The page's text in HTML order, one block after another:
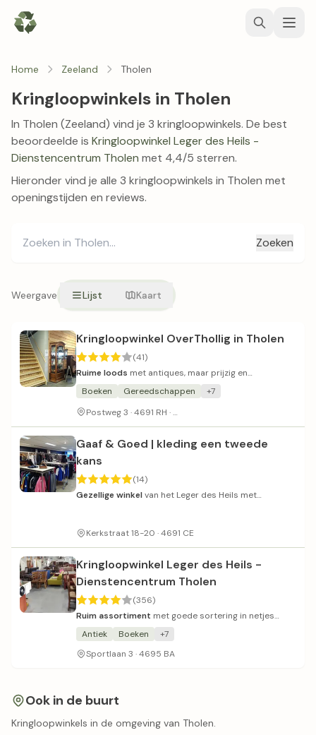
Home Zeeland Tholen
Kringloopwinkels in Tholen
In Tholen (Zeeland) vind je 3 kringloopwinkels. De best
beoordeelde is Kringloopwinkel Leger des Heils -
Dienstencentrum Tholen met 4,4/5 sterren.
Hieronder vind je alle 3 kringloopwinkels in Tholen met
openingstijden en reviews.
Zoeken
Weergave Lijst Kaart
Kringloopwinkel OverThollig in Tholen
(41)
Ruime loods met antiques, maar prijzig en
wisselvallige service.
Boeken Gereedschappen
+7
Postweg 3 · 4691 RH ·
Gaaf & Goed | kleding een tweede
kans
(14)
Gezellige winkelvan het Leger des Heils met
Kerkstraat 18-20 · 4691 CE
Kringloopwinkel Leger des Heils -
Dienstencentrum Tholen
(356)
Ruim assortiment met goede sortering in netjes
ingerichte winkel.
Antiek Boeken
+7
Sportlaan 3 · 4695 BA
Ook in de buurt
Kringloopwinkels in de omgeving van Tholen.